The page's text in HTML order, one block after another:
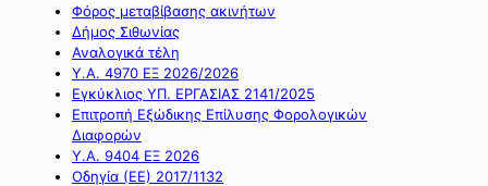
Φόρος μεταβίβασης ακινήτων
Δήμος Σιθωνίας
Αναλογικά τέλη
Υ.Α. 4970 ΕΞ 2026/2026
Εγκύκλιος ΥΠ. ΕΡΓΑΣΙΑΣ 2141/2025
Επιτροπή Εξώδικης Επίλυσης Φορολογικών
Διαφορών
Υ.Α. 9404 ΕΞ 2026
Οδηγία (ΕΕ) 2017/1132